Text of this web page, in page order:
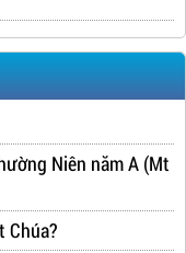
Niên năm A (Mt
Chúa?